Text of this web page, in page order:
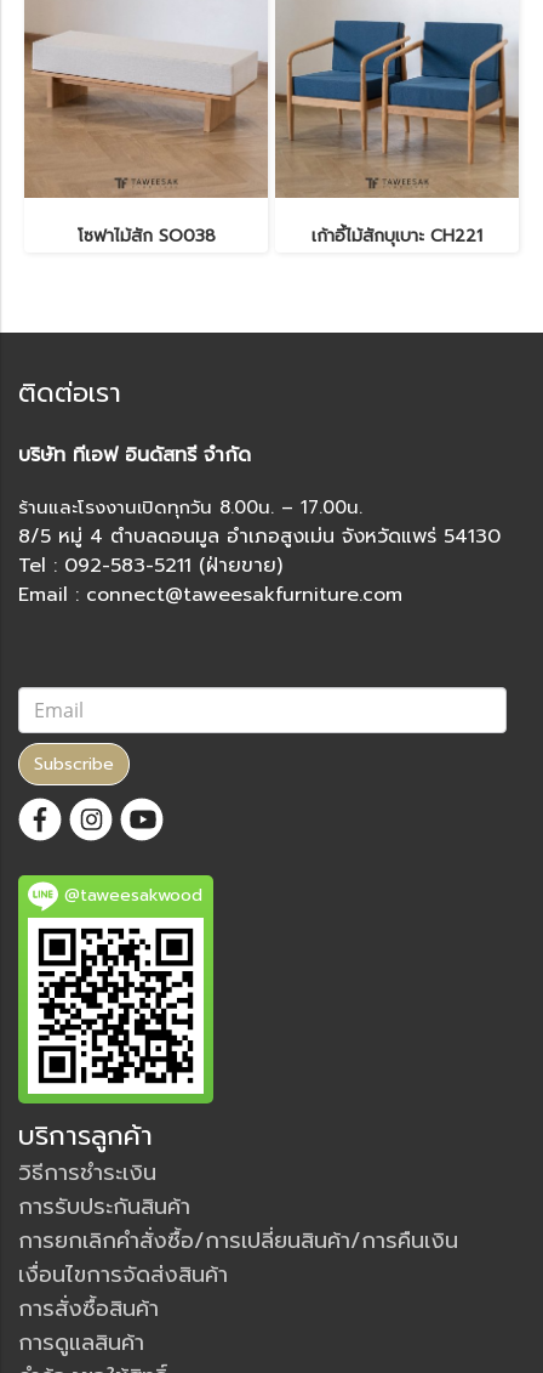
โซฟาไม้สัก SO038 เก้าอี้ไม้สักบุเบาะ CH221
ติดต่อเรา
บริษัท ทีเอฟ อินดัสทรี จำกัด
ร้านและโรงงานเปิดทุกวัน 8.00น. – 17.00น.
8/5 หมู่ 4 ตำบลดอนมูล อำเภอสูงเม่น จังหวัดแพร่ 54130
Tel : 092-583-5211 (ฝ่ายขาย)
Email : connect@taweesakfurniture.com
Subscribe
@taweesakwood
บริการลูกค้า
วิธีการชำระเงิน
การรับประกันสินค้า
การยกเลิกคำสั่งซื้อ/การเปลี่ยนสินค้า/การคืนเงิน
เงื่อนไขการจัดส่งสินค้า
การสั่งซื้อสินค้า
การดูแลสินค้า